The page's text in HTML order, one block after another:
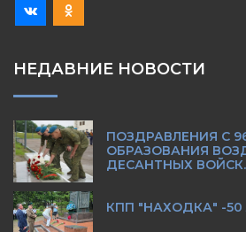
НЕДАВНИЕ НОВОСТИ
ПОЗДРАВЛЕНИЯ С
ОБРАЗОВАНИЯ
ДЕСАНТНЫХ ВОЙСК.
КПП "НАХОДКА" -50